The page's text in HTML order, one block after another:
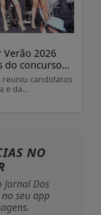
2026
concurso...
reuniu candidatos
e da...
NO
Jornal Dos
seu app